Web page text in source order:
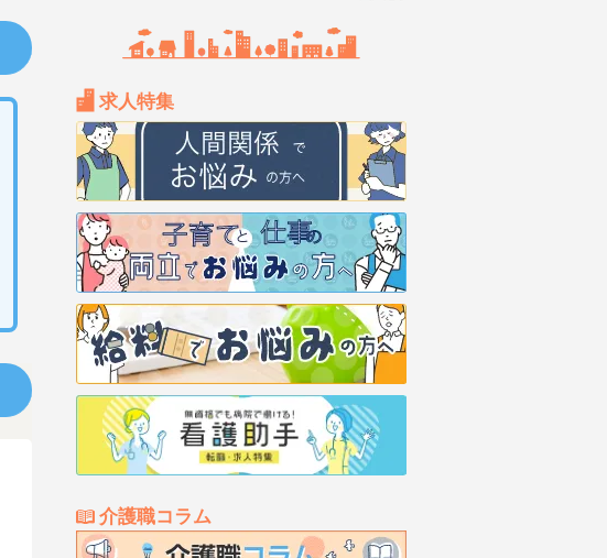
求人特集
介護職コラム